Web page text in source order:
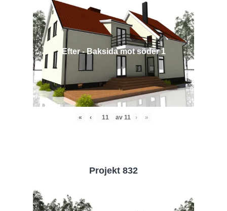
Efter - Baksida mot söder 1
« ‹ av 11 › »
Projekt 832